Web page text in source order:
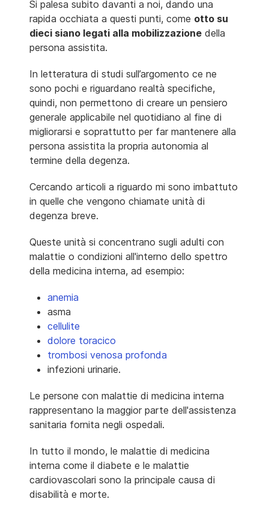
Si palesa subito davanti a noi, dando una
rapida occhiata a questi punti, come otto su
dieci siano legati alla mobilizzazione della
persona assistita.
In letteratura di studi sull’argomento ce ne
sono pochi e riguardano realtà specifiche,
quindi, non permettono di creare un pensiero
generale applicabile nel quotidiano al fine di
migliorarsi e soprattutto per far mantenere alla
persona assistita la propria autonomia al
termine della degenza.
Cercando articoli a riguardo mi sono imbattuto
in quelle che vengono chiamate unità di
degenza breve.
Queste unità si concentrano sugli adulti con
malattie o condizioni all'interno dello spettro
della medicina interna, ad esempio:
anemia
asma
cellulite
dolore toracico
trombosi venosa profonda
infezioni urinarie.
Le persone con malattie di medicina interna
rappresentano la maggior parte dell'assistenza
sanitaria fornita negli ospedali.
In tutto il mondo, le malattie di medicina
interna come il diabete e le malattie
cardiovascolari sono la principale causa di
disabilità e morte.